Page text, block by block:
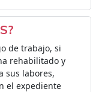
de trabajo, si
rehabilitado y
sus labores,
el expediente